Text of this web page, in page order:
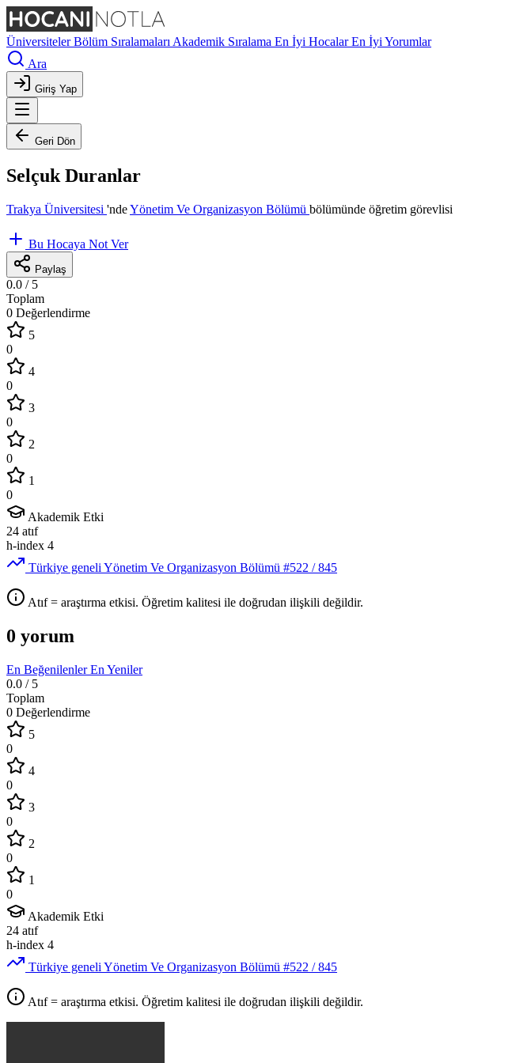
ÜniversitelerBölüm Sıralamaları Akademik Sıralama En İyi HocalarEn İyi Yorumlar
Ara
Giriş Yap
Geri Dön
Selçuk Duranlar
Trakya Üniversitesi 'ndeYönetim Ve Organizasyon Bölümü bölümünde öğretim görevlisi
Bu Hocaya Not Ver
Paylaş
0.0 / 5
Toplam
0 Değerlendirme
5
0
4
0
3
0
2
0
1
0
Akademik Etki
24 atıf
h-index 4
Türkiye geneli Yönetim Ve Organizasyon Bölümü #522 / 845
Atıf = araştırma etkisi. Öğretim kalitesi ile doğrudan ilişkili değildir.
0 yorum
En BeğenilenlerEn Yeniler
0.0 / 5
Toplam
0 Değerlendirme
5
0
4
0
3
0
2
0
1
0
Akademik Etki
24 atıf
h-index 4
Türkiye geneli Yönetim Ve Organizasyon Bölümü #522 / 845
Atıf = araştırma etkisi. Öğretim kalitesi ile doğrudan ilişkili değildir.